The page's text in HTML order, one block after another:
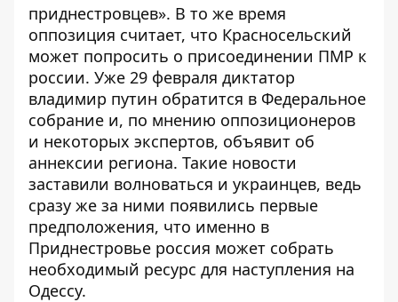
приднестровцев». В то же время
оппозиция считает, что Красносельский
может попросить о присоединении ПМР к
россии. Уже 29 февраля диктатор
владимир путин обратится в Федеральное
собрание и, по мнению оппозиционеров
и некоторых экспертов, объявит об
аннексии региона. Такие новости
заставили волноваться и украинцев, ведь
сразу же за ними появились первые
предположения, что именно в
Приднестровье россия может собрать
необходимый ресурс для наступления на
Одессу.